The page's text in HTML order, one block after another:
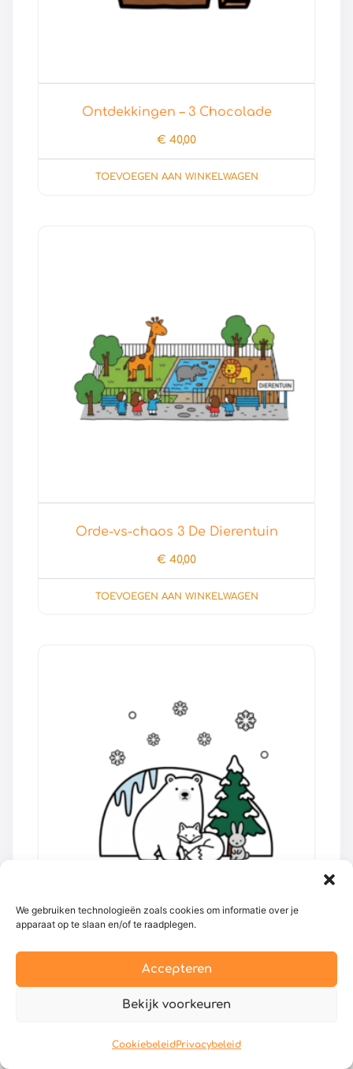
We gebruiken technologieën zoals cookies om informatie over je
apparaat op te slaan en/of te raadplegen.
Accepteren
Bekijk voorkeuren
CookiebeleidPrivacybeleid
Ontdekkingen – 3 Chocolade
€ 40,00
TOEVOEGEN AAN WINKELWAGEN
Orde-vs-chaos 3 De Dierentuin
€ 40,00
TOEVOEGEN AAN WINKELWAGEN
Patronen – 3 Dieren in de Winter
40,00